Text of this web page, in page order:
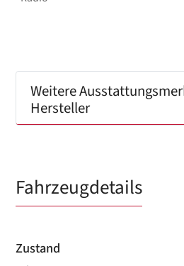
Weitere
Hersteller
Fahrzeugdetails
Zustand